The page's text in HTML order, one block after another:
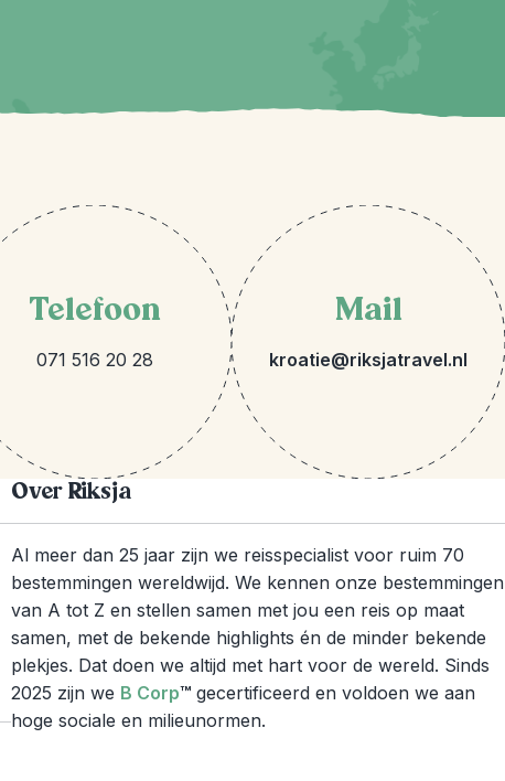
Telefoon
071 516 20 28
Mail
kroatie@riksjatravel.nl
Over Riksja
Al meer dan 25 jaar zijn we reisspecialist voor ruim 70
bestemmingen wereldwijd. We kennen onze bestemmingen
van A tot Z en stellen samen met jou een reis op maat
samen, met de bekende highlights én de minder bekende
plekjes. Dat doen we altijd met hart voor de wereld. Sinds
2025 zijn we B Corp™ gecertificeerd en voldoen we aan
hoge sociale en milieunormen.